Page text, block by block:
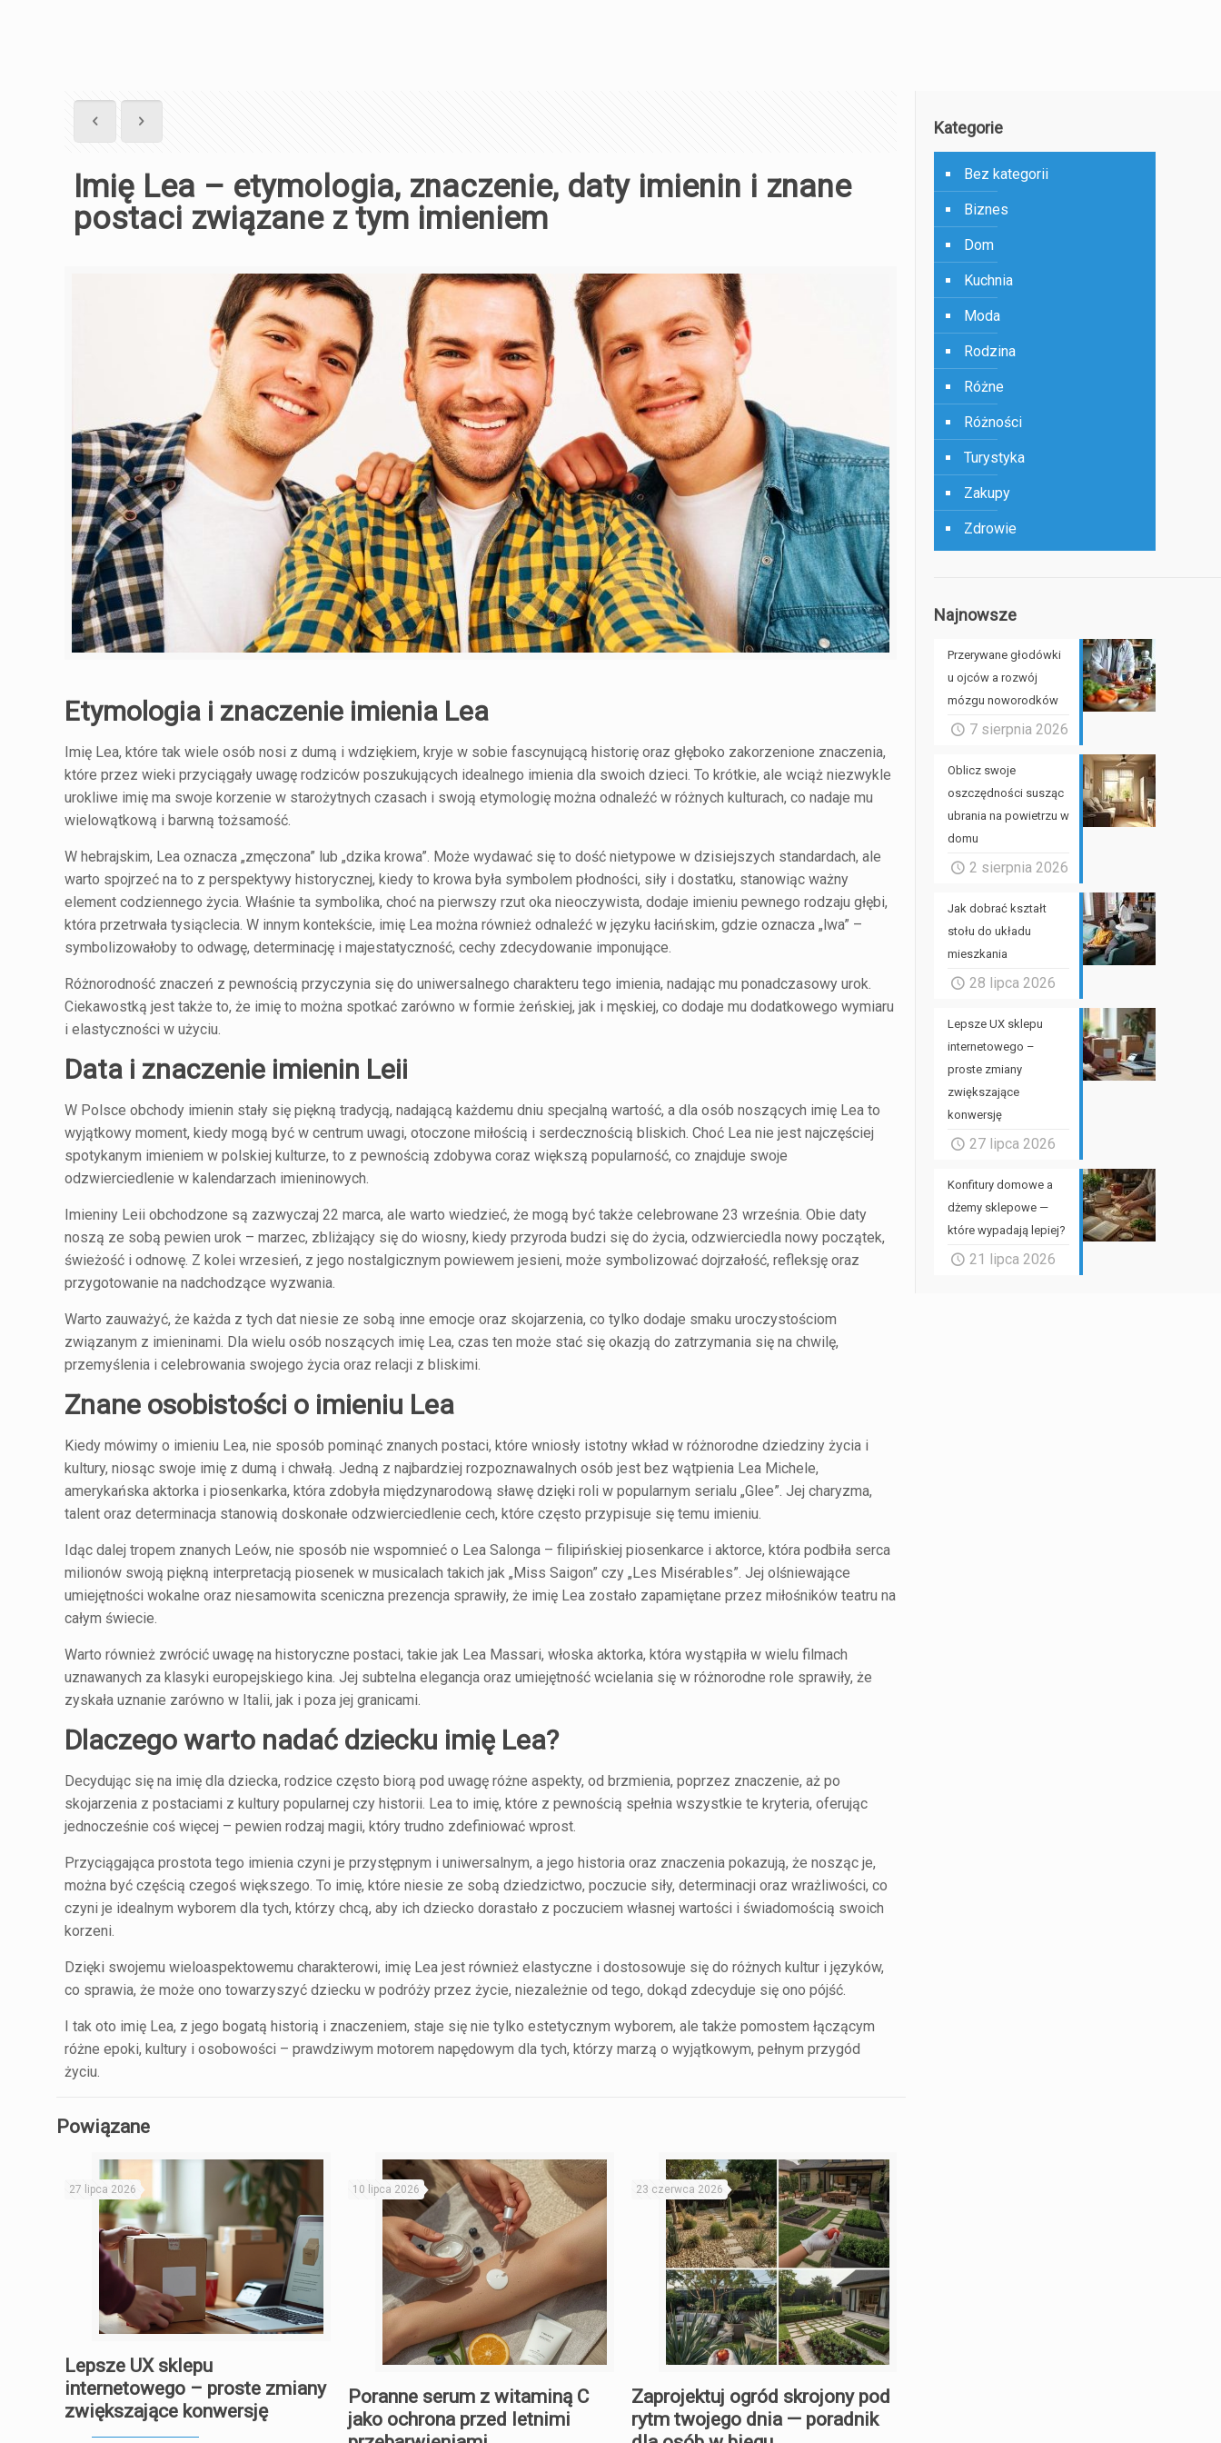
Imię Lea – etymologia, znaczenie, daty imienin i znane
postaci związane z tym imieniem
Etymologia i znaczenie imienia Lea
Imię Lea, które tak wiele osób nosi z dumą i wdziękiem, kryje w sobie fascynującą historię oraz głęboko zakorzenione znaczenia,
które przez wieki przyciągały uwagę rodziców poszukujących idealnego imienia dla swoich dzieci. To krótkie, ale wciąż niezwykle
urokliwe imię ma swoje korzenie w starożytnych czasach i swoją etymologię można odnaleźć w różnych kulturach, co nadaje mu
wielowątkową i barwną tożsamość.
W hebrajskim, Lea oznacza „zmęczona” lub „dzika krowa”. Może wydawać się to dość nietypowe w dzisiejszych standardach, ale
warto spojrzeć na to z perspektywy historycznej, kiedy to krowa była symbolem płodności, siły i dostatku, stanowiąc ważny
element codziennego życia. Właśnie ta symbolika, choć na pierwszy rzut oka nieoczywista, dodaje imieniu pewnego rodzaju głębi,
która przetrwała tysiąclecia. W innym kontekście, imię Lea można również odnaleźć w języku łacińskim, gdzie oznacza „lwa” –
symbolizowałoby to odwagę, determinację i majestatyczność, cechy zdecydowanie imponujące.
Różnorodność znaczeń z pewnością przyczynia się do uniwersalnego charakteru tego imienia, nadając mu ponadczasowy urok.
Ciekawostką jest także to, że imię to można spotkać zarówno w formie żeńskiej, jak i męskiej, co dodaje mu dodatkowego wymiaru
i elastyczności w użyciu.
Data i znaczenie imienin Leii
W Polsce obchody imienin stały się piękną tradycją, nadającą każdemu dniu specjalną wartość, a dla osób noszących imię Lea to
wyjątkowy moment, kiedy mogą być w centrum uwagi, otoczone miłością i serdecznością bliskich. Choć Lea nie jest najczęściej
spotykanym imieniem w polskiej kulturze, to z pewnością zdobywa coraz większą popularność, co znajduje swoje
odzwierciedlenie w kalendarzach imieninowych.
Imieniny Leii obchodzone są zazwyczaj 22 marca, ale warto wiedzieć, że mogą być także celebrowane 23 września. Obie daty
noszą ze sobą pewien urok – marzec, zbliżający się do wiosny, kiedy przyroda budzi się do życia, odzwierciedla nowy początek,
świeżość i odnowę. Z kolei wrzesień, z jego nostalgicznym powiewem jesieni, może symbolizować dojrzałość, refleksję oraz
przygotowanie na nadchodzące wyzwania.
Warto zauważyć, że każda z tych dat niesie ze sobą inne emocje oraz skojarzenia, co tylko dodaje smaku uroczystościom
związanym z imieninami. Dla wielu osób noszących imię Lea, czas ten może stać się okazją do zatrzymania się na chwilę,
przemyślenia i celebrowania swojego życia oraz relacji z bliskimi.
Znane osobistości o imieniu Lea
Kiedy mówimy o imieniu Lea, nie sposób pominąć znanych postaci, które wniosły istotny wkład w różnorodne dziedziny życia i
kultury, niosąc swoje imię z dumą i chwałą. Jedną z najbardziej rozpoznawalnych osób jest bez wątpienia Lea Michele,
amerykańska aktorka i piosenkarka, która zdobyła międzynarodową sławę dzięki roli w popularnym serialu „Glee”. Jej charyzma,
talent oraz determinacja stanowią doskonałe odzwierciedlenie cech, które często przypisuje się temu imieniu.
Idąc dalej tropem znanych Leów, nie sposób nie wspomnieć o Lea Salonga – filipińskiej piosenkarce i aktorce, która podbiła serca
milionów swoją piękną interpretacją piosenek w musicalach takich jak „Miss Saigon” czy „Les Misérables”. Jej olśniewające
umiejętności wokalne oraz niesamowita sceniczna prezencja sprawiły, że imię Lea zostało zapamiętane przez miłośników teatru na
całym świecie.
Warto również zwrócić uwagę na historyczne postaci, takie jak Lea Massari, włoska aktorka, która wystąpiła w wielu filmach
uznawanych za klasyki europejskiego kina. Jej subtelna elegancja oraz umiejętność wcielania się w różnorodne role sprawiły, że
zyskała uznanie zarówno w Italii, jak i poza jej granicami.
Dlaczego warto nadać dziecku imię Lea?
Decydując się na imię dla dziecka, rodzice często biorą pod uwagę różne aspekty, od brzmienia, poprzez znaczenie, aż po
skojarzenia z postaciami z kultury popularnej czy historii. Lea to imię, które z pewnością spełnia wszystkie te kryteria, oferując
jednocześnie coś więcej – pewien rodzaj magii, który trudno zdefiniować wprost.
Przyciągająca prostota tego imienia czyni je przystępnym i uniwersalnym, a jego historia oraz znaczenia pokazują, że nosząc je,
można być częścią czegoś większego. To imię, które niesie ze sobą dziedzictwo, poczucie siły, determinacji oraz wrażliwości, co
czyni je idealnym wyborem dla tych, którzy chcą, aby ich dziecko dorastało z poczuciem własnej wartości i świadomością swoich
korzeni.
Dzięki swojemu wieloaspektowemu charakterowi, imię Lea jest również elastyczne i dostosowuje się do różnych kultur i języków,
co sprawia, że może ono towarzyszyć dziecku w podróży przez życie, niezależnie od tego, dokąd zdecyduje się ono pójść.
I tak oto imię Lea, z jego bogatą historią i znaczeniem, staje się nie tylko estetycznym wyborem, ale także pomostem łączącym
różne epoki, kultury i osobowości – prawdziwym motorem napędowym dla tych, którzy marzą o wyjątkowym, pełnym przygód
życiu.
Powiązane
27 lipca 2026
Lepsze UX sklepu
internetowego – proste zmiany
zwiększające konwersję
10 lipca 2026
Poranne serum z witaminą C
jako ochrona przed letnimi
23 czerwca 2026
Zaprojektuj ogród skrojony pod
rytm twojego dnia — poradnik
Kategorie
Bez kategorii
Biznes
Dom
Kuchnia
Moda
Rodzina
Różne
Różności
Turystyka
Zakupy
Zdrowie
Najnowsze
Przerywane głodówki
u ojców a rozwój
mózgu noworodków
7 sierpnia 2026
Oblicz swoje
oszczędności susząc
ubrania na powietrzu w
domu
2 sierpnia 2026
Jak dobrać kształt
stołu do układu
mieszkania
28 lipca 2026
Lepsze UX sklepu
internetowego –
proste zmiany
zwiększające
konwersję
27 lipca 2026
Konfitury domowe a
dżemy sklepowe —
które wypadają lepiej?
21 lipca 2026